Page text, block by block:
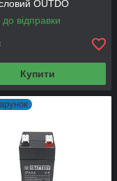
OUTDO
до відправки
Купити